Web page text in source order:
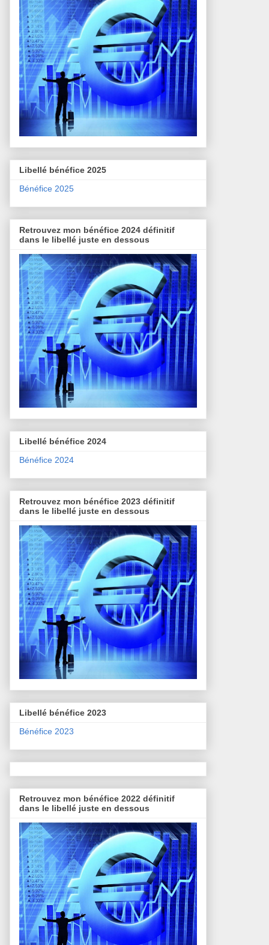
Libellé bénéfice 2025
Bénéfice 2025
Retrouvez mon bénéfice 2024 définitif
dans le libellé juste en dessous
Libellé bénéfice 2024
Bénéfice 2024
Retrouvez mon bénéfice 2023 définitif
dans le libellé juste en dessous
Libellé bénéfice 2023
Bénéfice 2023
Retrouvez mon bénéfice 2022 définitif
dans le libellé juste en dessous